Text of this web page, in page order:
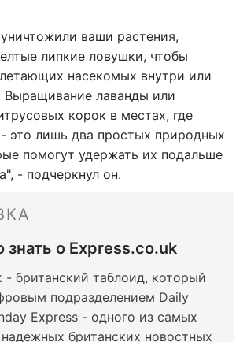
ваши растения,
липкие ловушки, чтобы
насекомых внутри или
лаванды или
корок в местах, где
это лишь два простых природных
помогут удержать их подальше
- подчеркнул он.
знать о Express.co.uk
- британский таблоид, который
подразделением Daily
Express - одного из самых
британских новостных